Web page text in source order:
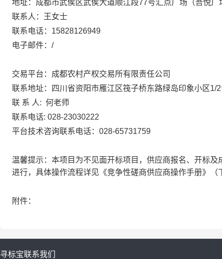
地址： 成都市武侯区武侯大道顺江段77号汇点广场（吾悦
联系人：
王女士
联系电话： 15828126949
电子邮件： /
交易平台：成都农村产权交易所有限责任公司
联系地址：四川省资阳市雁江区筏子桥东路绿岛印象小区1/
联 系 人: 何老师
联系电话: 028-23030222
平台技术咨询联系电话： 028-65731759
温馨提示：本项目为不见面开标项目，供应商报名、开标及
进行，具体操作流程详见《竞争性磋商供应商操作手册》
附件：
寻标宝联系我们